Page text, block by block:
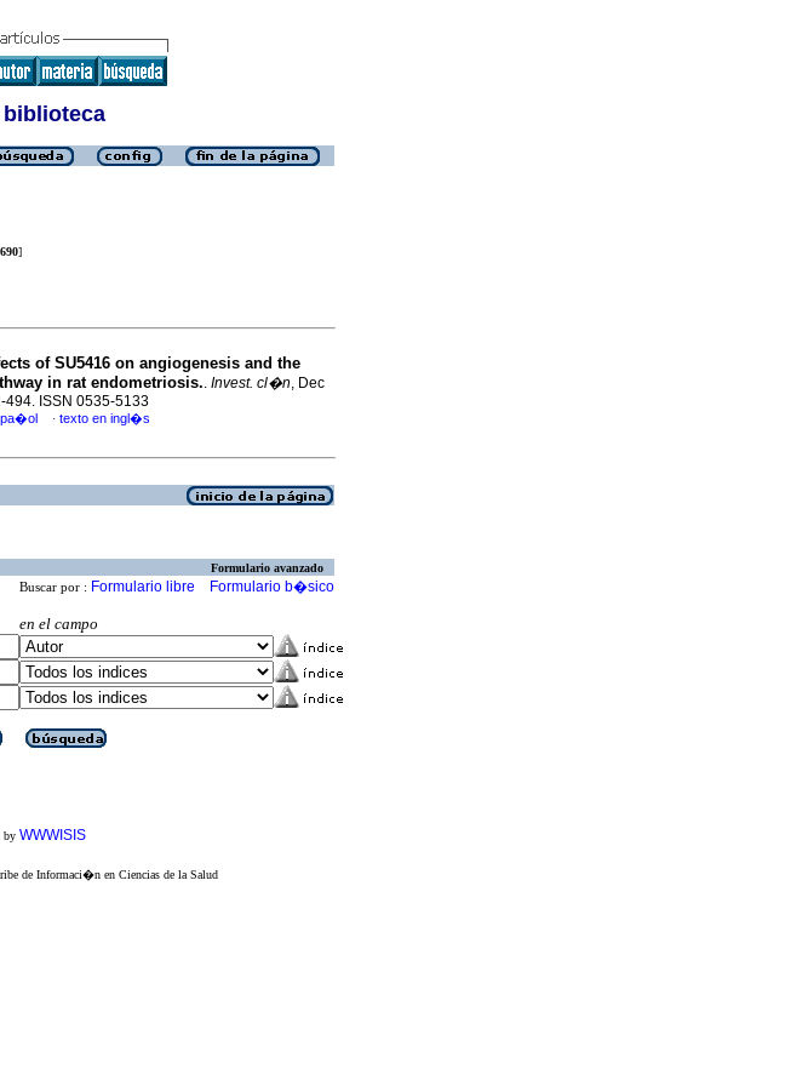
]
of SU5416 on angiogenesis and the
in rat endometriosis.. Invest. cl�n, Dec
494. ISSN 0535-5133
· texto en ingl�s
Formulario avanzado
Buscar por : Formulario libre Formulario b�sico
en el campo
by WWWISIS
de Informaci�n en Ciencias de la Salud